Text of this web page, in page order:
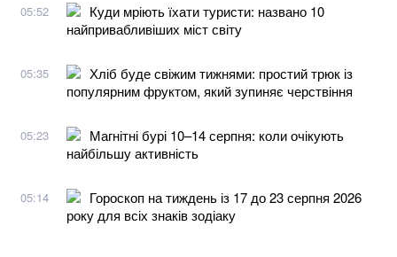
05:52
Куди мріють їхати туристи: названо 10
найпривабливіших міст світу
05:35
Хліб буде свіжим тижнями: простий трюк із
популярним фруктом, який зупиняє черствіння
05:23
Магнітні бурі 10–14 серпня: коли очікують
найбільшу активність
05:14
Гороскоп на тиждень із 17 до 23 серпня 2026
року для всіх знаків зодіаку